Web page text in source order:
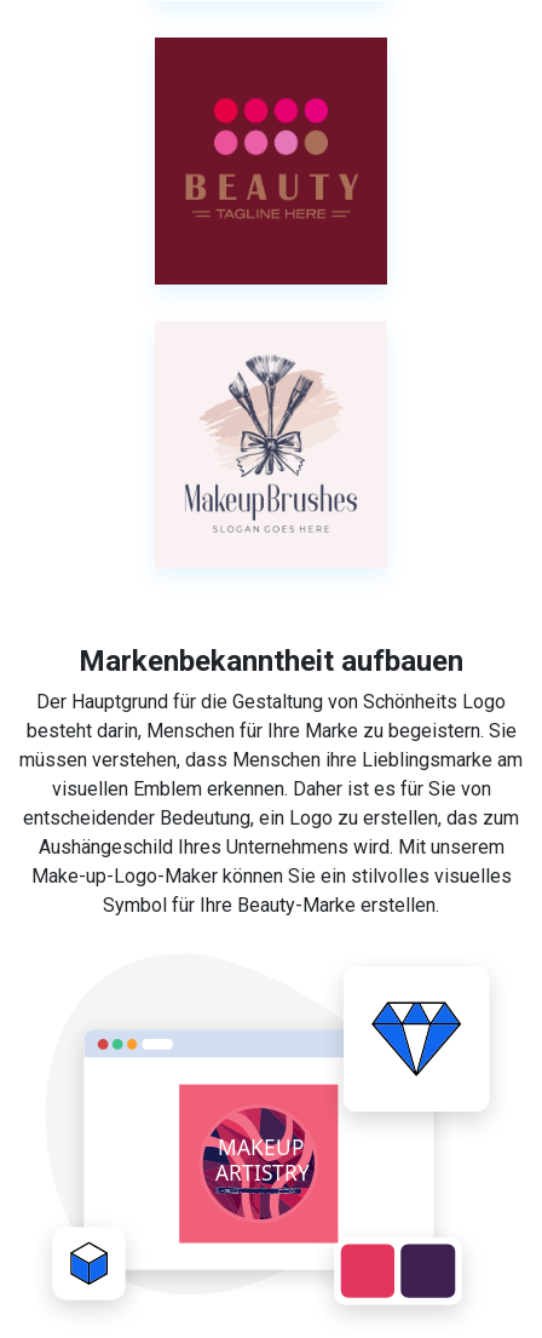
Markenbekanntheit aufbauen
Der Hauptgrund für die Gestaltung von Schönheits Logo
besteht darin, Menschen für Ihre Marke zu begeistern. Sie
müssen verstehen, dass Menschen ihre Lieblingsmarke am
visuellen Emblem erkennen. Daher ist es für Sie von
entscheidender Bedeutung, ein Logo zu erstellen, das zum
Aushängeschild Ihres Unternehmens wird. Mit unserem
Make-up-Logo-Maker können Sie ein stilvolles visuelles
Symbol für Ihre Beauty-Marke erstellen.